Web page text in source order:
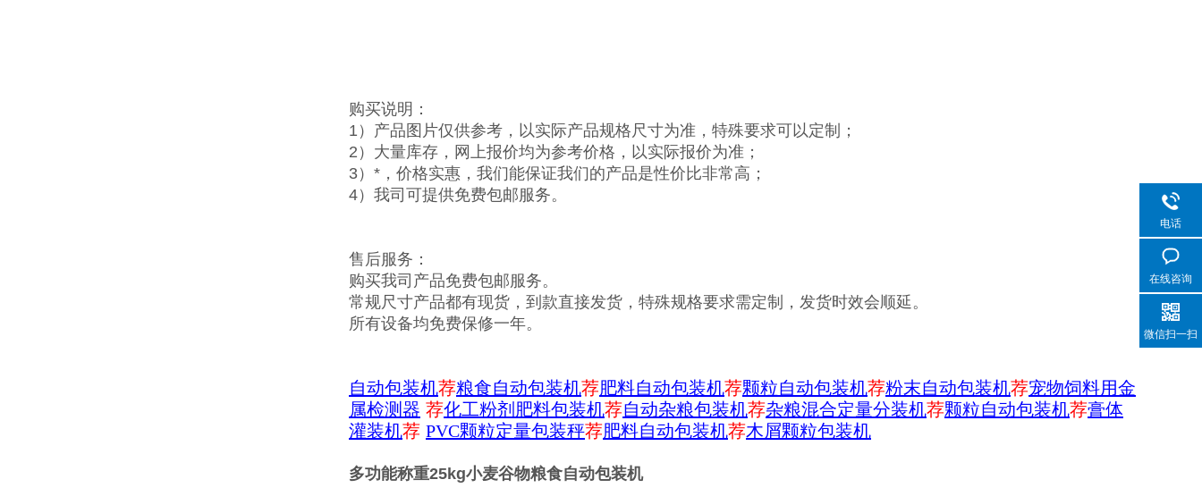
购买说明：
1）产品图片仅供参考，以实际产品规格尺寸为准，特殊要求可以定制；
2）大量库存，网上报价均为参考价格，以实际报价为准；
3）*，价格实惠，我们能保证我们的产品是性价比非常高；
4）我司可提供免费包邮服务。
售后服务：
购买我司产品免费包邮服务。
常规尺寸产品都有现货，到款直接发货，特殊规格要求需定制，发货时效会顺延。
所有设备均免费保修一年。
自动包装机荐粮食自动包装机荐肥料自动包装机荐颗粒自动包装机荐粉末自动包装机荐宠物饲料用金
属检测器 荐化工粉剂肥料包装机荐自动杂粮包装机荐杂粮混合定量分装机荐颗粒自动包装机荐膏体
灌装机荐 PVC颗粒定量包装秤荐肥料自动包装机荐木屑颗粒包装机
多功能称重25kg小麦谷物粮食自动包装机
电话
在线咨询
微信扫一扫